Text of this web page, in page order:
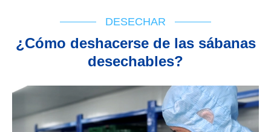
DESECHAR
¿Cómo deshacerse de las sábanas
desechables?